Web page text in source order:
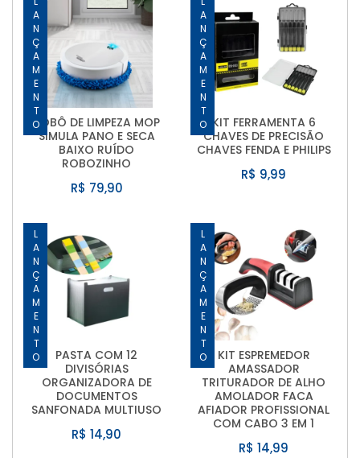
LANÇAMENTO
ROBÔ DE LIMPEZA MOP
SIMULA PANO E SECA
BAIXO RUÍDO
ROBOZINHO
R$ 79,90
LANÇAMENTO KIT FERRAMENTA 6
CHAVES DE PRECISÃO
CHAVES FENDA E PHILIPS
R$ 9,99
LANÇAMENTO
PASTA COM 12
DIVISÓRIAS
ORGANIZADORA DE
DOCUMENTOS
SANFONADA MULTIUSO
R$ 14,90
LANÇAMENTO
KIT ESPREMEDOR
AMASSADOR
TRITURADOR DE ALHO
AMOLADOR FACA
AFIADOR PROFISSIONAL
COM CABO 3 EM 1
R$ 14,99